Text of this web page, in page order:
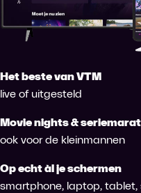
Het beste van VTM
live of uitgesteld
Movie nights &
ook voor de kleinmannen
Op echt àl je schermen
smartphone, laptop,